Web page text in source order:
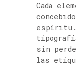
Cada
sin
las